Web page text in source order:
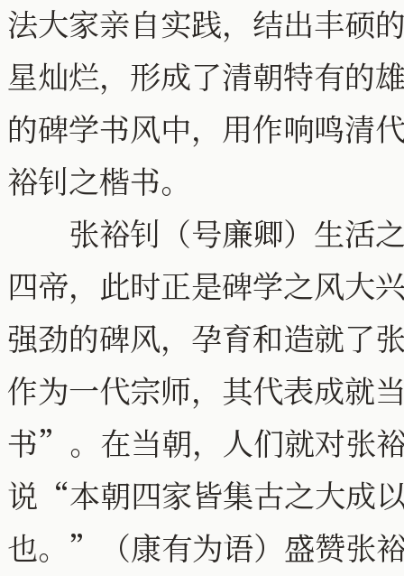
法大家亲自实践，结出丰硕
星灿烂，形成了清朝特有的
的碑学书风中，用作响鸣清
裕钊之楷书。
张裕钊（号廉卿）生活之
四帝，此时正是碑学之风
强劲的碑风，孕育和造就了
作为一代宗师，其代表成就
书”。在当朝，人们就对张
说“本朝四家皆集古之大成
也。”（康有为语）盛赞张